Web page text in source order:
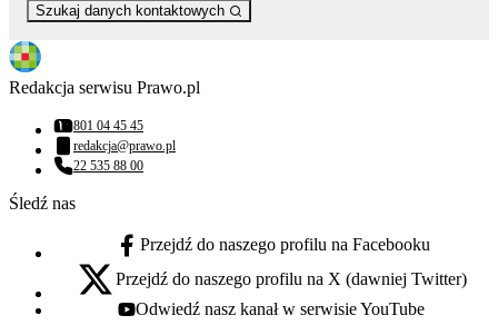
Szukaj danych kontaktowych
Redakcja serwisu Prawo.pl
Numer telefonu:
801 04 45 45
Adres email:
redakcja@prawo.pl
Numer telefonu:
22 535 88 00
Śledź nas
facebook - otwiera się w nowej karcie
Przejdź do naszego profilu na Facebooku
x - otwiera się w nowej karcie
Przejdź do naszego profilu na X (dawniej Twitter)
youtube - otwiera się w nowej karcie
Odwiedź nasz kanał w serwisie YouTube